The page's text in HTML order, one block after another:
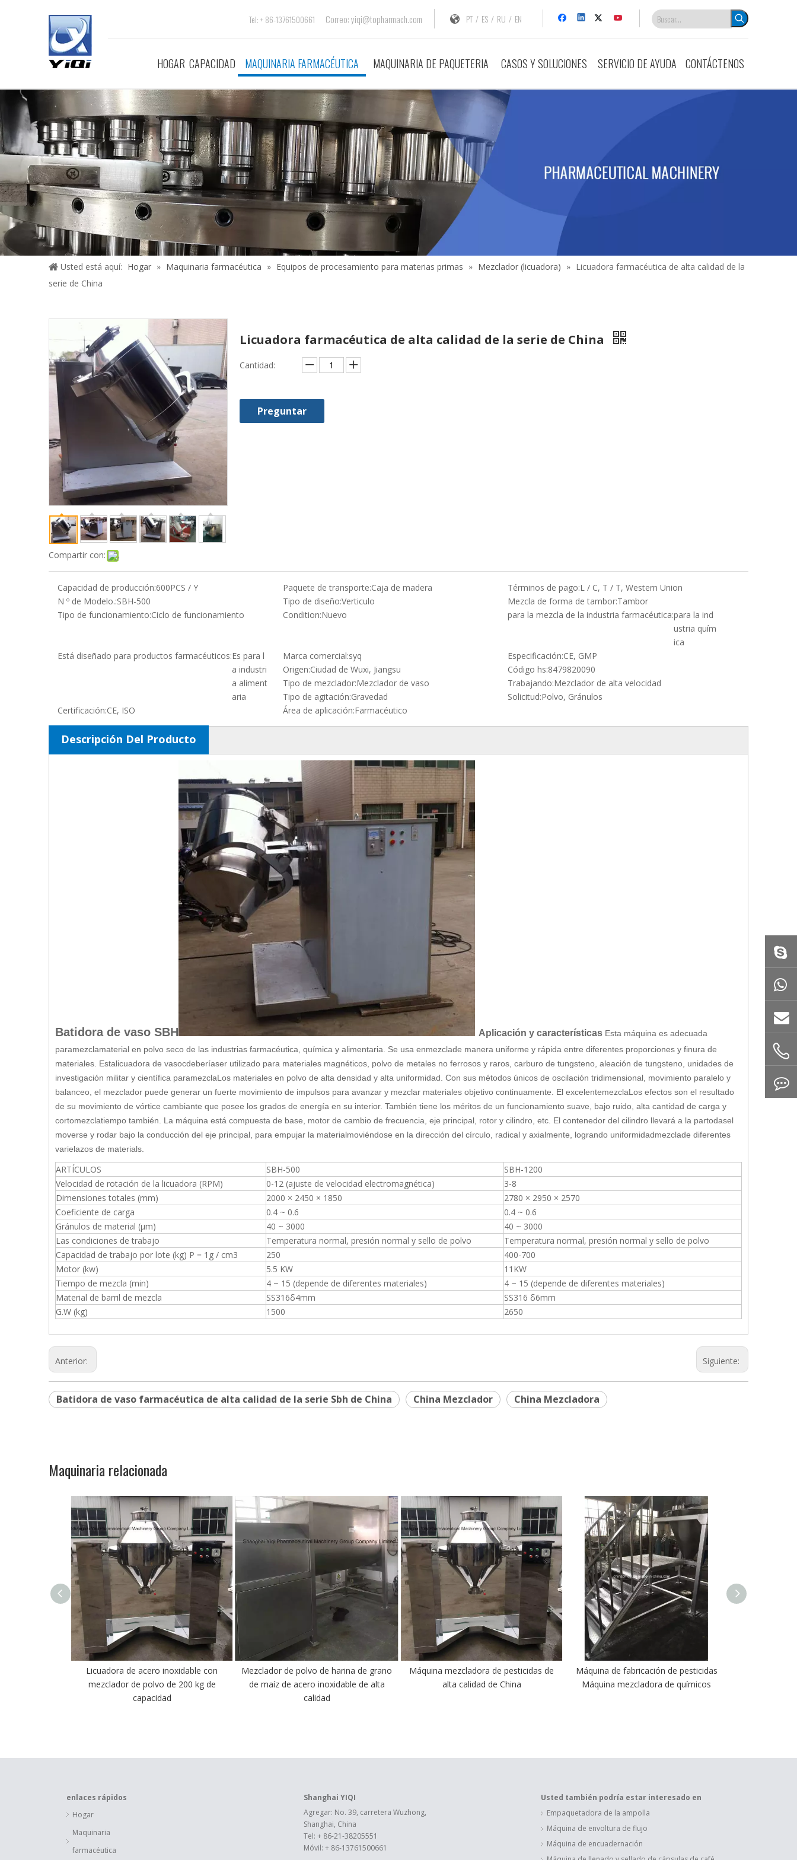
Tel: + 86-13761500661 Correo:yiqi@topharmach.com PT / ES / RU / EN
HOGAR CAPACIDAD MAQUINARIA FARMACÉUTICA MAQUINARIA DE PAQUETERIA CASOS Y SOLUCIONES SERVICIO DE AYUDA CONTÁCTENOS
Usted está aquí: Hogar » Maquinaria farmacéutica » Equipos de procesamiento para materias primas » Mezclador (licuadora) » Licuadora farmacéutica de alta calidad de la
serie de China
Compartir con:
Licuadora farmacéutica de alta calidad de la serie de China
Cantidad:
Preguntar
Capacidad de producción:600PCS / Y Paquete de transporte:Caja de madera Términos de pago:L / C, T / T, Western Union
N º de Modelo.:SBH-500 Tipo de diseño:Verticulo Mezcla de forma de tambor:Tambor
Tipo de funcionamiento:Ciclo de funcionamiento Condition:Nuevo para la mezcla de la industria farmacéutica:para la ind
ustria quím
ica
Está diseñado para productos farmacéuticos:Es para l
a industri
a aliment
aria
Marca comercial:syq Especificación:CE, GMP
Origen:Ciudad de Wuxi, Jiangsu Código hs:8479820090
Tipo de mezclador:Mezclador de vaso Trabajando:Mezclador de alta velocidad
Tipo de agitación:Gravedad Solicitud:Polvo, Gránulos
Certificación:CE, ISO Área de aplicación:Farmacéutico
Descripción Del Producto
Batidora de vaso SBH Aplicación y características Esta máquina es adecuada
paramezclamaterial en polvo seco de las industrias farmacéutica, química y alimentaria. Se usa enmezclade manera uniforme y rápida entre diferentes proporciones y finura de
materiales. Estalicuadora de vasocdeberíaser utilizado para materiales magnéticos, polvo de metales no ferrosos y raros, carburo de tungsteno, aleación de tungsteno, unidades de
investigación militar y científica paramezclaLos materiales en polvo de alta densidad y alta uniformidad. Con sus métodos únicos de oscilación tridimensional, movimiento paralelo y
balanceo, el mezclador puede generar un fuerte movimiento de impulsos para avanzar y mezclar materiales objetivo continuamente. El excelentemezclaLos efectos son el resultado
de su movimiento de vórtice cambiante que posee los grados de energía en su interior. También tiene los méritos de un funcionamiento suave, bajo ruido, alta cantidad de carga y
cortomezclatiempo también. La máquina está compuesta de base, motor de cambio de frecuencia, eje principal, rotor y cilindro, etc. El contenedor del cilindro llevará a la partodasel
moverse y rodar bajo la conducción del eje principal, para empujar la materialmoviéndose en la dirección del círculo, radical y axialmente, logrando uniformidadmezclade diferentes
varielazos de materials
ARTÍCULOS SBH-500
SBH-1200
Velocidad de rotación de la licuadora (RPM)
0-12 (ajuste de velocidad electromagnética)
3-8
Dimensiones totales (mm)
2000 × 2450 × 1850
2780 × 2950 × 2570
Coeficiente de carga
0.4 ~ 0.6
0.4 ~ 0.6
Gránulos de material (µm)
40 ~ 3000
40 ~ 3000
Las condiciones de trabajo
Temperatura normal, presión normal y sello de polvo
Temperatura normal, presión normal y sello de polvo
Capacidad de trabajo por lote (kg) P = 1g / cm3
250
400-700
Motor (kw)
5.5 KW
11KW
Tiempo de mezcla (min)
4 ~ 15 (depende de diferentes materiales)
4 ~ 15 (depende de diferentes materiales)
Material de barril de mezcla
SS316δ4mm
SS316 δ6mm
G.W (kg)
1500 2650
Anterior: Siguiente:
Batidora de vaso farmacéutica de alta calidad de la serie Sbh de China China Mezclador China Mezcladora
Maquinaria relacionada
Licuadora de acero inoxidable con
mezclador de polvo de 200 kg de
capacidad
Mezclador de polvo de harina de grano
de maíz de acero inoxidable de alta
calidad
Máquina mezcladora de pesticidas de
alta calidad de China
Máquina de fabricación de pesticidas
Máquina mezcladora de químicos
enlaces rápidos
Hogar
Maquinaria
farmacéutica
Shanghai YIQI
Agregar: No. 39, carretera Wuzhong,
Shanghai, China
Tel: + 86-21-38205551
Móvil: + 86-13761500661
Usted también podría estar interesado en
Empaquetadora de la ampolla
Máquina de envoltura de flujo
Máquina de encuadernación